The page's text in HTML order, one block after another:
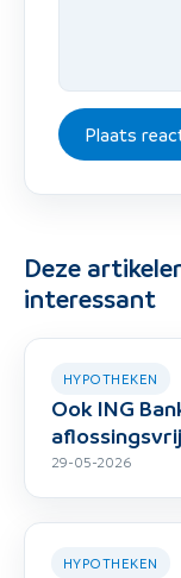
Plaats
Deze
interessant
HYPOTHEKEN
Ook ING
29-05-2026
HYPOTHEKEN